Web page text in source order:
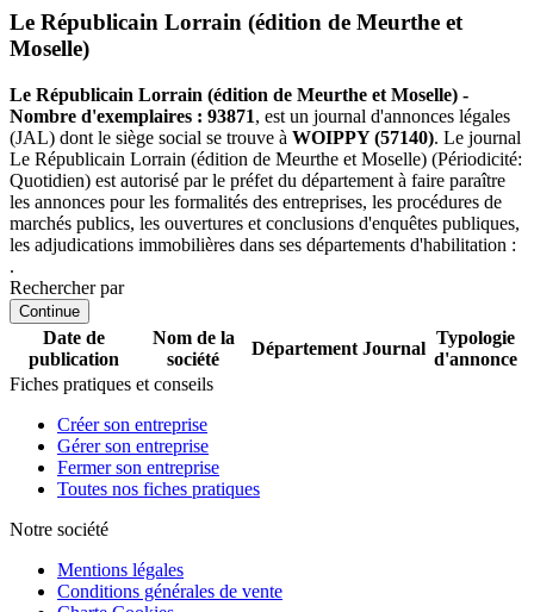
Le Républicain Lorrain (édition de Meurthe et
Moselle)
Le Républicain Lorrain (édition de Meurthe et Moselle) -
Nombre d'exemplaires : 93871, est un journal d'annonces légales
(JAL) dont le siège social se trouve à WOIPPY (57140). Le journal
Le Républicain Lorrain (édition de Meurthe et Moselle) (Périodicité:
Quotidien) est autorisé par le préfet du département à faire paraître
les annonces pour les formalités des entreprises, les procédures de
marchés publics, les ouvertures et conclusions d'enquêtes publiques,
les adjudications immobilières dans ses départements d'habilitation :
.
Rechercher par
Continue
Date de
publication
Nom de la
société
Département Journal
Typologie
d'annonce
Fiches pratiques et conseils
Créer son entreprise
Gérer son entreprise
Fermer son entreprise
Toutes nos fiches pratiques
Notre société
Mentions légales
Conditions générales de vente